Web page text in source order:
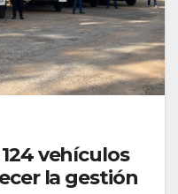
vehículos
la gestión